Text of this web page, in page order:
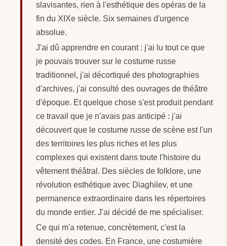
slavisantes, rien à l'esthétique des opéras de la
fin du XIXe siècle. Six semaines d'urgence
absolue.
J'ai dû apprendre en courant : j'ai lu tout ce que
je pouvais trouver sur le costume russe
traditionnel, j'ai décortiqué des photographies
d'archives, j'ai consulté des ouvrages de théâtre
d'époque. Et quelque chose s'est produit pendant
ce travail que je n'avais pas anticipé : j'ai
découvert que le costume russe de scène est l'un
des territoires les plus riches et les plus
complexes qui existent dans toute l'histoire du
vêtement théâtral. Des siècles de folklore, une
révolution esthétique avec Diaghilev, et une
permanence extraordinaire dans les répertoires
du monde entier. J'ai décidé de me spécialiser.
Ce qui m'a retenue, concrètement, c'est la
densité des codes. En France, une costumière